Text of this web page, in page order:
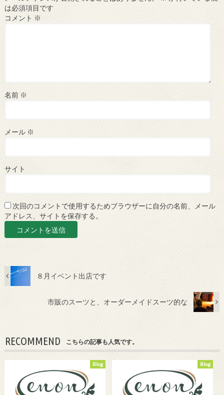
は必須項目です
コメント ※
名前 ※
メール ※
サイト
次回のコメントで使用するためブラウザーに自分の名前、メール
アドレス、サイトを保存する。
８月イベント出店です
市販のスーツと、オーダーメイドスーツ的な
RECOMMEND こちらの記事も人気です。
Blog Blog